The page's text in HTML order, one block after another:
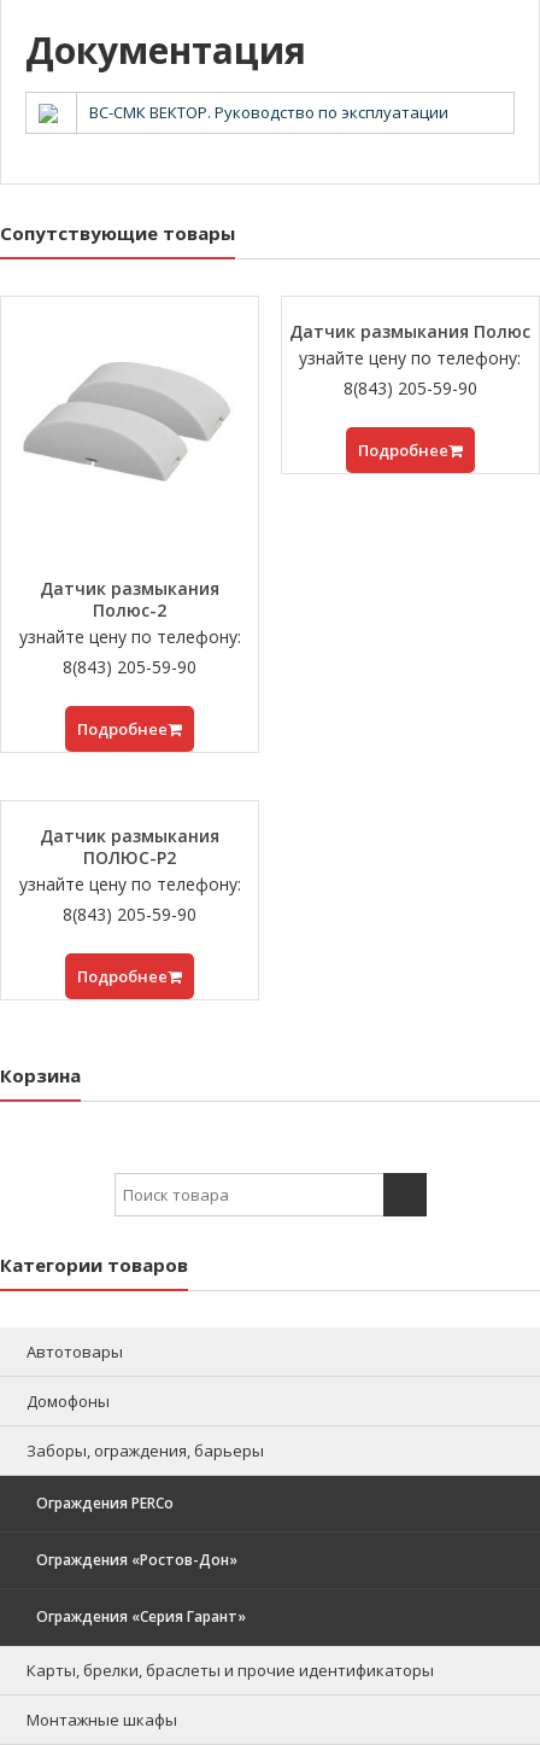
Документация
ВС-СМК ВЕКТОР. Руководство по эксплуатации
Сопутствующие товары
Датчик размыкания
Полюс-2
узнайте цену по телефону:
8(843) 205-59-90
Подробнее
Датчик размыкания Полюс
узнайте цену по телефону:
8(843) 205-59-90
Подробнее
Датчик размыкания
ПОЛЮС-Р2
узнайте цену по телефону:
8(843) 205-59-90
Подробнее
Корзина
Search for:
Категории товаров
Автотовары
Домофоны
Заборы, ограждения, барьеры
Ограждения PERCo
Ограждения «Ростов-Дон»
Ограждения «Серия Гарант»
Карты, брелки, браслеты и прочие идентификаторы
Монтажные шкафы